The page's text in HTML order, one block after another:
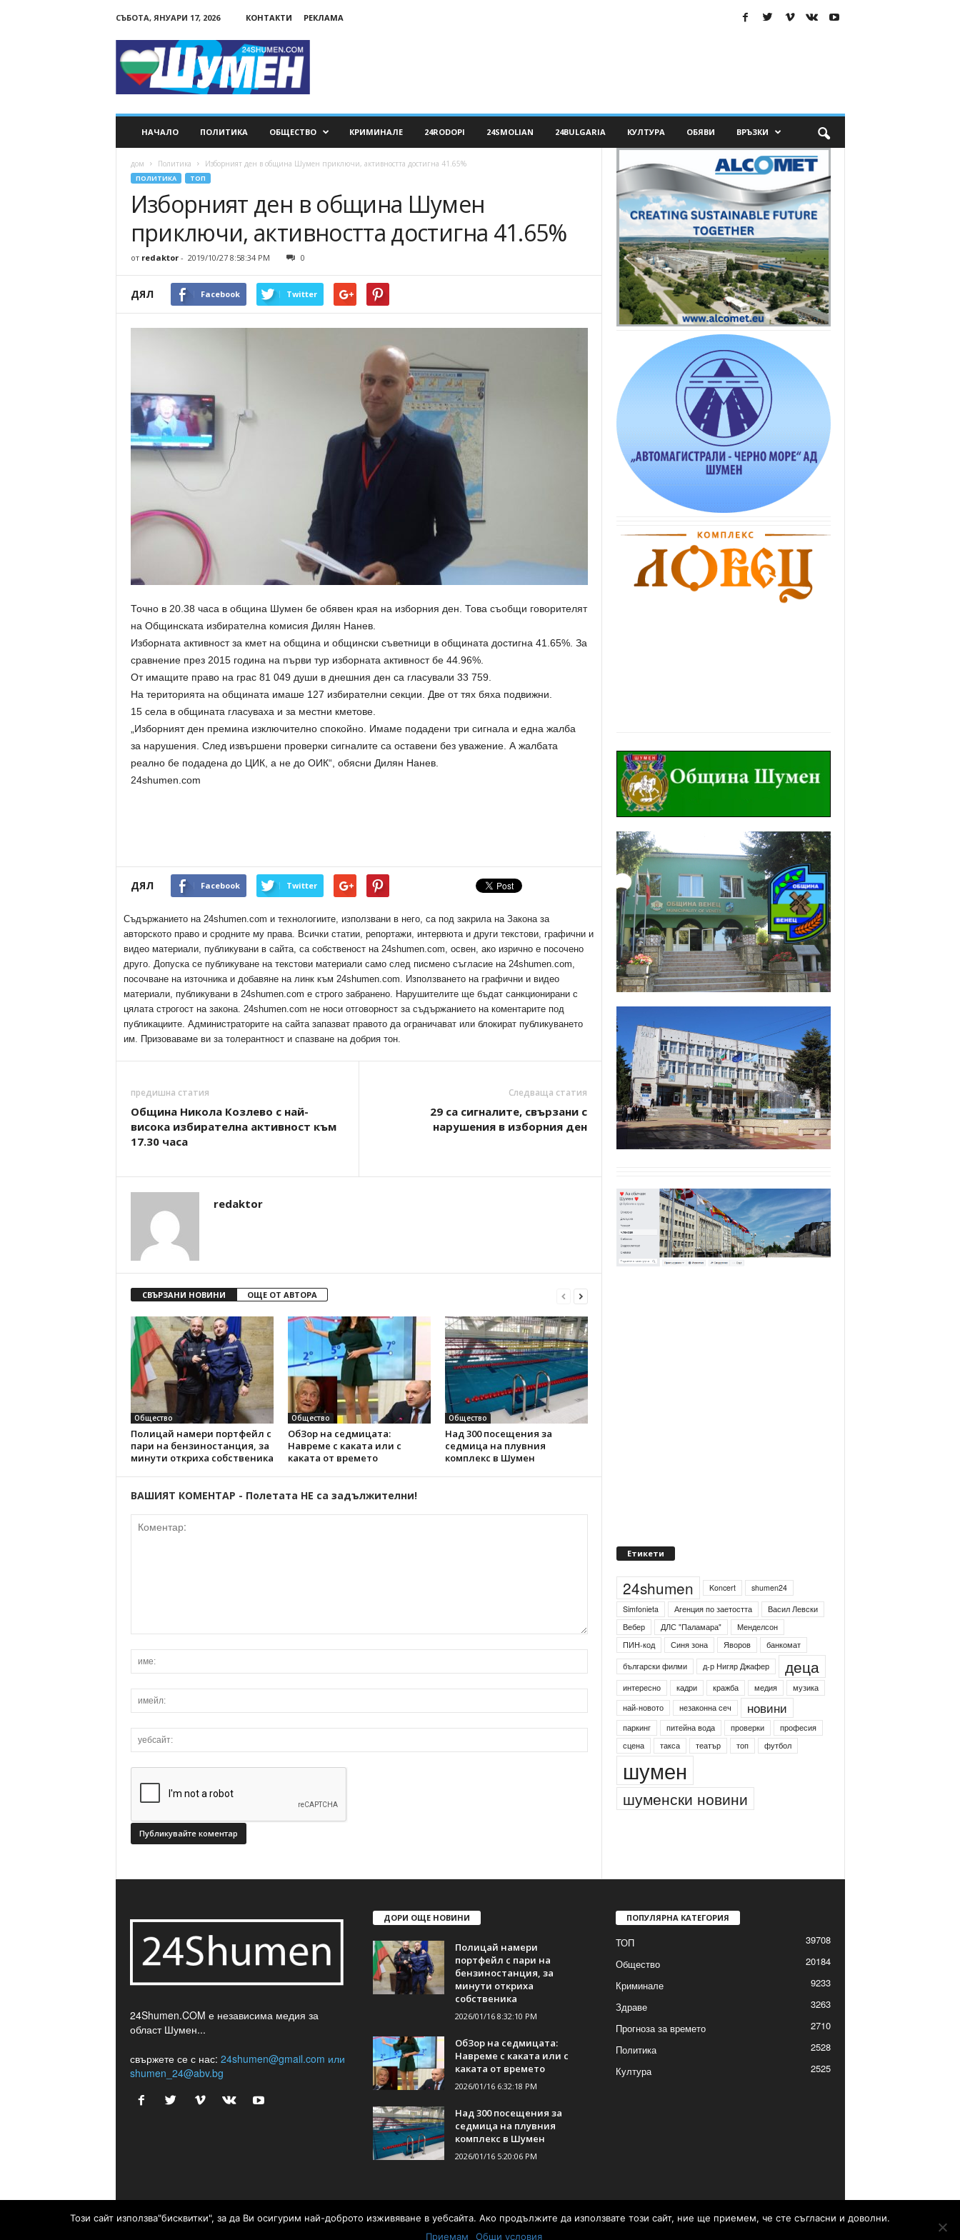
СЪБОТА, ЯНУАРИ 17, 2026 КОНТАКТИ РЕКЛАМА
НАЧАЛО ПОЛИТИКА ОБЩЕСТВО КРИМИНАЛЕ 24RODOPI 24SMOLIAN 24BULGARIA КУЛТУРА ОБЯВИ ВРЪЗКИ
дом Политика Изборният ден в община Шумен приключи, активността достигна 41.65%
ПОЛИТИКА ТОП
Изборният ден в община Шумен
приключи, активността достигна 41.65%
от redaktor- 2019/10/27 8:58:34 PM 0
ДЯЛ Facebook Twitter
Точно в 20.38 часа в община Шумен бе обявен края на изборния ден. Това съобщи говорителят
на Общинската избирателна комисия Дилян Нанев.
Изборната активност за кмет на община и общински съветници в общината достигна 41.65%. За
сравнение през 2015 година на първи тур изборната активност бе 44.96%.
От имащите право на грас 81 049 души в днешния ден са гласували 33 759.
На територията на общината имаше 127 избирателни секции. Две от тях бяха подвижни.
15 села в общината гласуваха и за местни кметове.
„Изборният ден премина изключително спокойно. Имаме подадени три сигнала и една жалба
за нарушения. След извършени проверки сигналите са оставени без уважение. А жалбата
реално бе подадена до ЦИК, а не до ОИК“, обясни Дилян Нанев.
24shumen.com
ДЯЛ Facebook Twitter
Съдържанието на 24shumen.com и технологиите, използвани в него, са под закрила на Закона за
авторското право и сродните му права. Всички статии, репортажи, интервюта и други текстови, графични и
видео материали, публикувани в сайта, са собственост на 24shumen.com, освен, ако изрично е посочено
друго. Допуска се публикуване на текстови материали само след писмено съгласие на 24shumen.com,
посочване на източника и добавяне на линк към 24shumen.com. Използването на графични и видео
материали, публикувани в 24shumen.com е строго забранено. Нарушителите ще бъдат санкционирани с
цялата строгост на закона. 24shumen.com не носи отговорност за съдържанието на коментарите под
публикациите. Администраторите на сайта запазват правото да ограничават или блокират публикуването
им. Призоваваме ви за толерантност и спазване на добрия тон.
предишна статия
Община Никола Козлево с най-
висока избирателна активност към
17.30 часа
Следваща статия
29 са сигналите, свързани с
нарушения в изборния ден
redaktor
СВЪРЗАНИ НОВИНИ ОЩЕ ОТ АВТОРА
Общество
Полицай намери портфейл с
пари на бензиностанция, за
минути откриха собственика
Общество
ОбЗор на седмицата:
Навреме с каката или с
каката от времето
Общество
Над 300 посещения за
седмица на плувния
комплекс в Шумен
ВАШИЯТ КОМЕНТАР - Полетата НЕ са задължителни!
Етикети
24shumen Koncert
shumen24
Simfonieta
Агенция по заетостта
Васил Левски
Вебер
ДЛС "Паламара"
Менделсон
ПИН-код
Синя зона Яворов
банкомат
български филми
д-р Нигяр Джафер деца
интересно кадри кражба медия
музика
най-новото
незаконна сеч новини
паркинг питейна вода проверки
професия
сцена
такса театър топ футбол
шумен
шуменски новини
24Shumen.COM е независима медия за
област Шумен...
свържете се с нас: 24shumen@gmail.com или
shumen_24@abv.bg
ДОРИ ОЩЕ НОВИНИ
Полицай намери
портфейл с пари на
бензиностанция, за
минути откриха
собственика
2026/01/16 8:32:10 PM
ОбЗор на седмицата:
Навреме с каката или с
каката от времето
2026/01/16 6:32:18 PM
Над 300 посещения за
седмица на плувния
комплекс в Шумен
2026/01/16 5:20:06 PM
ПОПУЛЯРНА КАТЕГОРИЯ
ТОП
39708
Общество
20184
Криминале
9233
Здраве
3263
Прогноза за времето
2710
Политика
2528
Култура
2525
Контакти Реклама
© © 2017 24Shumen.COM. Изработка и поддръжка от
Този сайт използва"бисквитки", за да Ви осигурим най-доброто изживяване в уебсайта. Ако продължите да използвате този сайт, ние ще приемем, че сте съгласни и доволни.
Приемам
Общи условия